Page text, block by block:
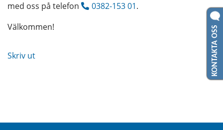
med oss på telefon
0382-153 01.
Välkommen!
Skriv ut KONTAKTA OSS